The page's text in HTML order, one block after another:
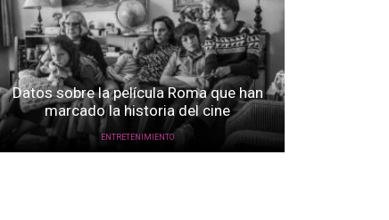
Datos sobre la película Roma que han
marcado la historia del cine
ENTRETENIMIENTO